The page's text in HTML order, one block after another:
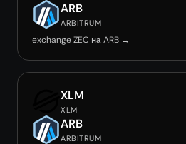
ARB
ARBITRUM
exchange ZEC на ARB →
XLM
XLM
ARB
ARBITRUM